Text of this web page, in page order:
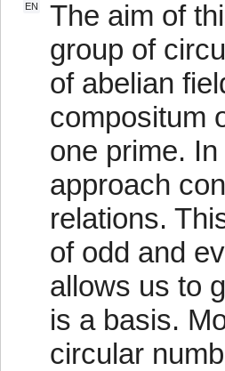
EN
The aim of
group of
of abelian
compositum
one prime.
approach
relations.
of odd and
allows us to
is a basis.
circular